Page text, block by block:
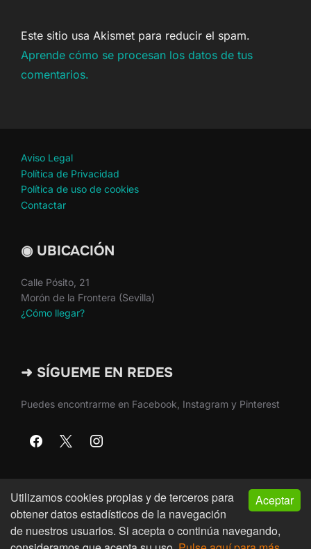
Aceptar
Utilizamos cookies propias y de terceros para
obtener datos estadísticos de la navegación
de nuestros usuarios. Si acepta o continúa navegando,
Este sitio usa Akismet para reducir el spam.
Aprende cómo se procesan los datos de tus
comentarios.
Aviso Legal
Política de Privacidad
Política de uso de cookies
Contactar
◉ UBICACIÓN
Calle Pósito, 21
Morón de la Frontera (Sevilla)
¿Cómo llegar?
➜ SÍGUEME EN REDES
Puedes encontrarme en Facebook, Instagram y Pinterest
Copyright © 2026 · Martín Nieto · Morón de la Frontera
(Sevilla)